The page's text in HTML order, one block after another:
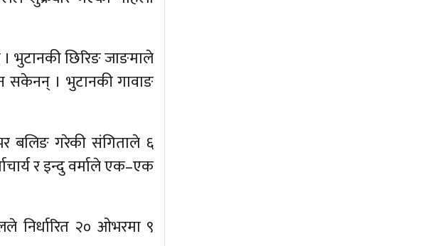
भुटानकी छिरिङ जाङमाले
सकेनन् । भुटानकी गावाङ
बलिङ गरेकी संगिताले ६
र इन्दु वर्माले एक–एक
निर्धारित २० ओभरमा ९